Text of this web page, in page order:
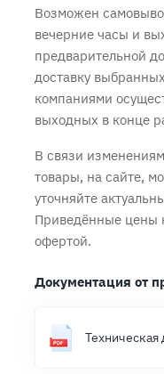
Возможен
вечерние часы и
предварительной
доставку
компаниями
выходных в конце
В связи
товары, на сайте,
уточняйте
Приведённые цены
офертой.
Документация от
Техническая